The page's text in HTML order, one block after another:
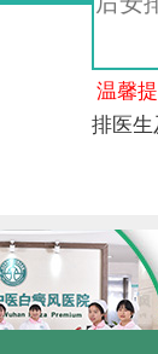
温馨
排医生